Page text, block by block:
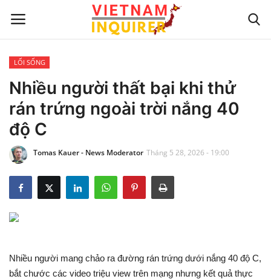
Trang chủ
Liên hệ
TIN TỨC THẾ GIỚI
CẬP NHẬT
SỰ GIẢI TRÍ
LỐI SỐNG
Nhiều người thất bại khi thử
rán trứng ngoài trời nắng 40
độ C
Tomas Kauer - News Moderator Tháng 5 28, 2026 - 19:00
Nhiều người mang chảo ra đường rán trứng dưới nắng 40 độ C,
bắt chước các video triệu view trên mạng nhưng kết quả thực